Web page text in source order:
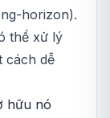
horizon).
thể xử lý
cách dễ
hữu nó